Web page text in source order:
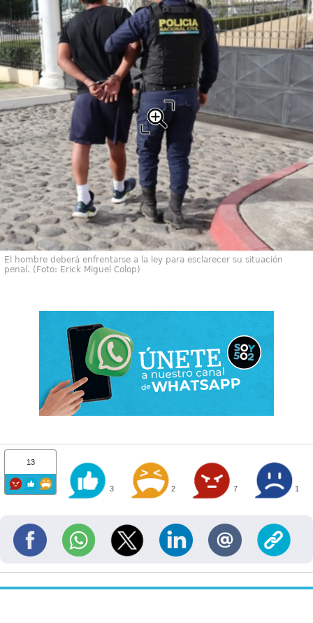
El hombre deberá enfrentarse a la ley para esclarecer su situación
penal. (Foto: Erick Miguel Colop)
13
3 2 7 1